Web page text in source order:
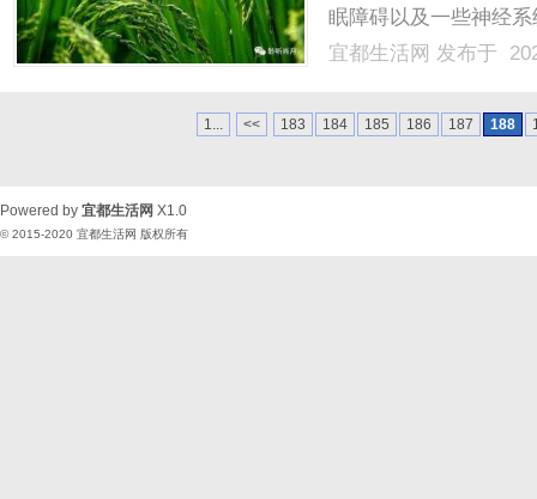
眠障碍以及一些神经
药、催眠药以及抗癫
由于其镇静作用，戊
宜都生活网 发布于
1... << 183 184 185 186 187 188
Powered by 宜都生活网 X1.0
© 2015-2020 宜都生活网 版权所有